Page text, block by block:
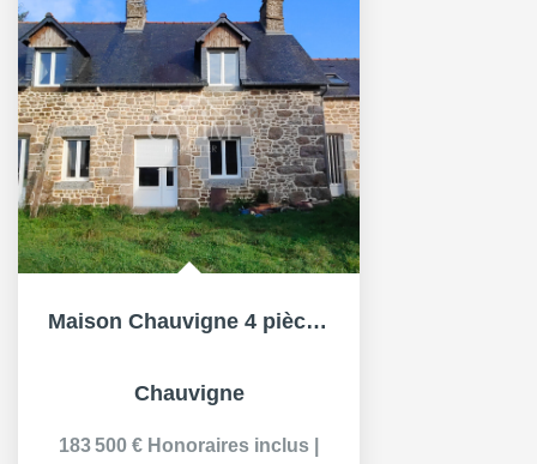
Maison Chauvigne 4 pièce(s) 84 m2, 2ch, terrain 4400m²
Chauvigne
183 500 € Honoraires inclus